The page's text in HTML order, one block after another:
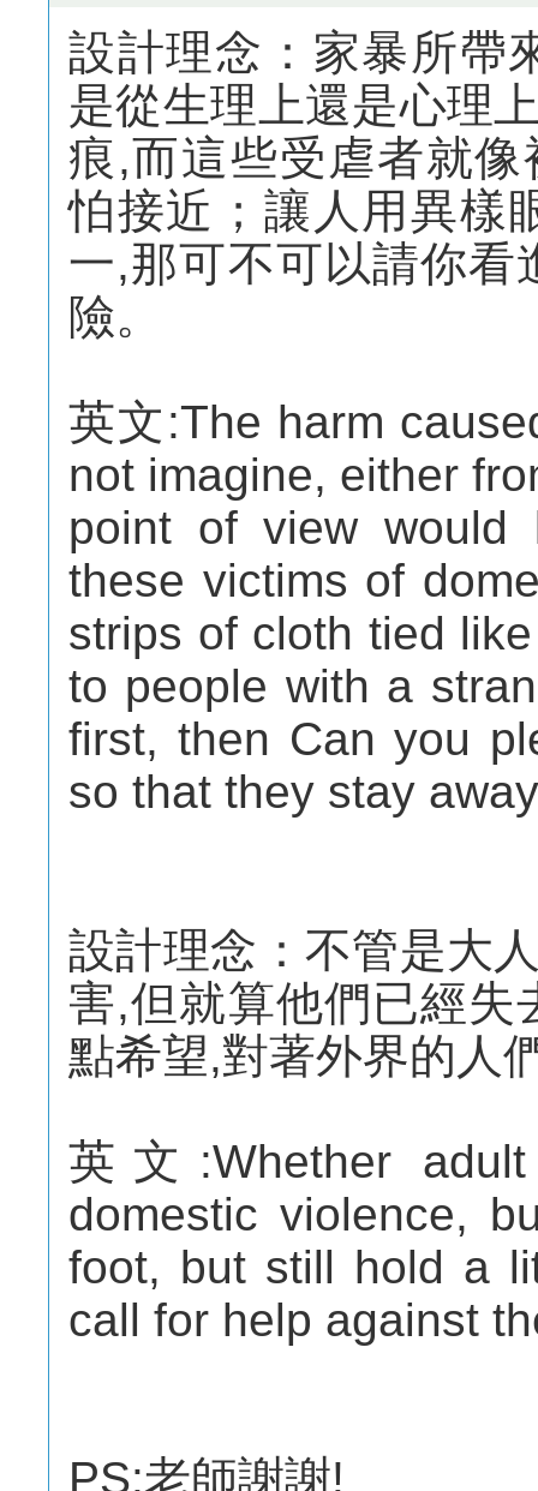
設計理念：家暴所帶
是從生理上還是心理
痕,而這些受虐者就
怕接近；讓人用異樣
一,那可不可以請你看
險。
英文:The harm
not imagine, either
point of view would
these victims of
strips of cloth tied
to people with a
first, then Can you
so that they stay
設計理念：不管是大
害,但就算他們已經失
點希望,對著外界的人
英文:Whether
domestic violence,
foot, but still hold a
call for help against
PS:老師謝謝!